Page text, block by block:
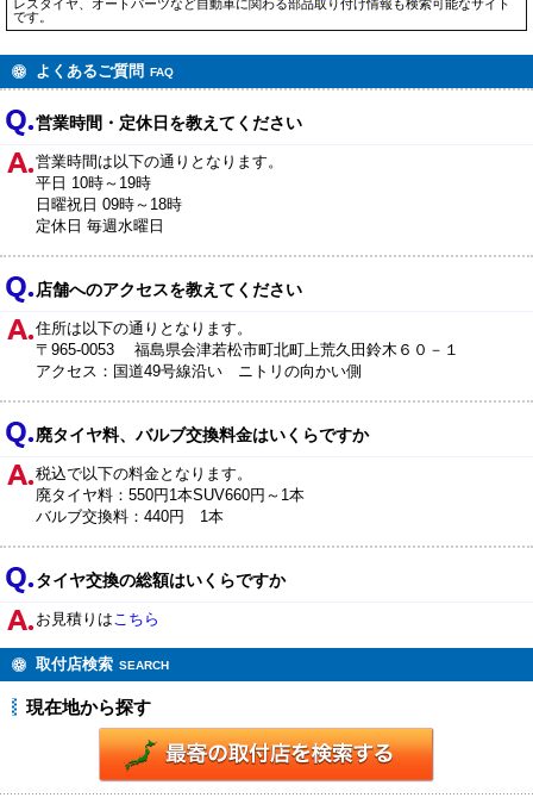
レスタイヤ、オートパーツなど自動車に関わる部品取り付け情報も検索可能なサイト
です。
よくあるご質問 FAQ
営業時間・定休日を教えてください
営業時間は以下の通りとなります。
平日 10時～19時
日曜祝日 09時～18時
定休日 毎週水曜日
店舗へのアクセスを教えてください
住所は以下の通りとなります。
〒965-0053 福島県会津若松市町北町上荒久田鈴木６０－１
アクセス：国道49号線沿い ニトリの向かい側
廃タイヤ料、バルブ交換料金はいくらですか
税込で以下の料金となります。
廃タイヤ料：550円1本SUV660円～1本
バルブ交換料：440円 1本
タイヤ交換の総額はいくらですか
お見積りはこちら
取付店検索 SEARCH
現在地から探す